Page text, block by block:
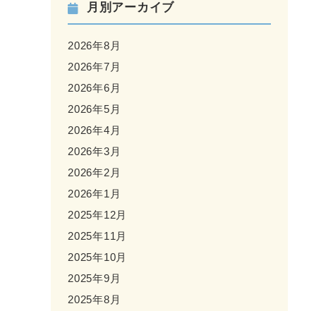
月別アーカイブ
2026年8月
2026年7月
2026年6月
2026年5月
2026年4月
2026年3月
2026年2月
2026年1月
2025年12月
2025年11月
2025年10月
2025年9月
2025年8月